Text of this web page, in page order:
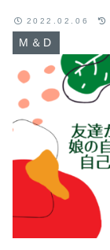
M＆D
2022.02.06